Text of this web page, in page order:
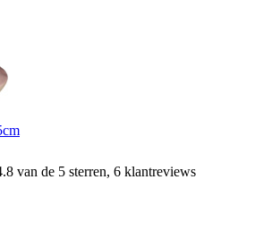
van de 5 sterren, 6 klantreviews